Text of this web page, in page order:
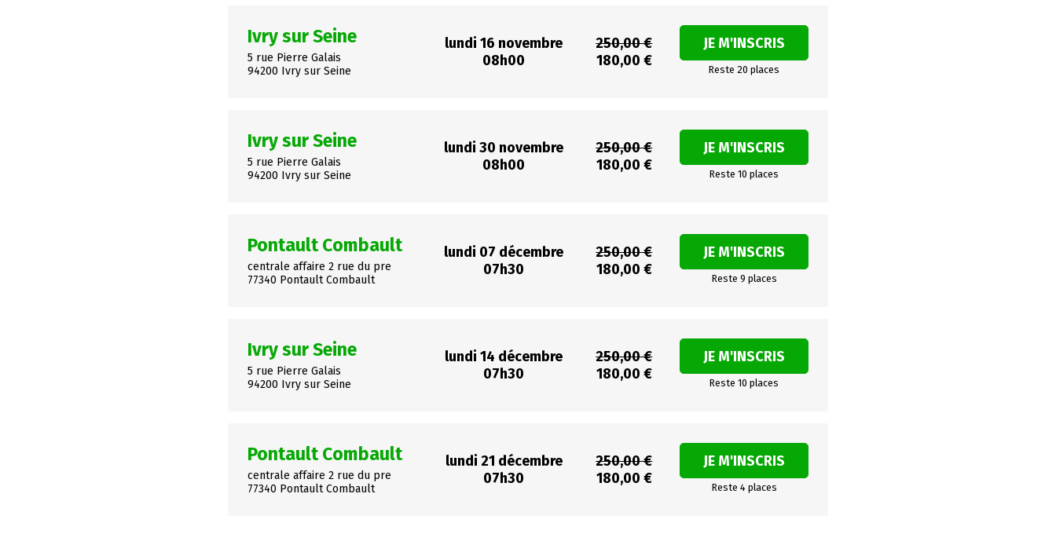
Ivry sur Seine
5 rue Pierre Galais
94200 Ivry sur Seine
lundi 16 novembre
08h00
250,00 €
180,00 €
JE M'INSCRIS
Reste 20 places
Ivry sur Seine
5 rue Pierre Galais
94200 Ivry sur Seine
lundi 30 novembre
08h00
250,00 €
180,00 €
JE M'INSCRIS
Reste 10 places
Pontault Combault
centrale affaire 2 rue du pre
77340 Pontault Combault
lundi 07 décembre
07h30
250,00 €
180,00 €
JE M'INSCRIS
Reste 9 places
Ivry sur Seine
5 rue Pierre Galais
94200 Ivry sur Seine
lundi 14 décembre
07h30
250,00 €
180,00 €
JE M'INSCRIS
Reste 10 places
Pontault Combault
centrale affaire 2 rue du pre
77340 Pontault Combault
lundi 21 décembre
07h30
250,00 €
180,00 €
JE M'INSCRIS
Reste 4 places